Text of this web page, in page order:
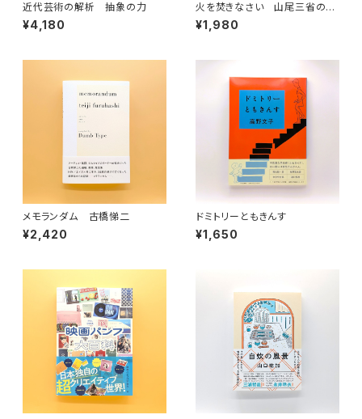
近代芸術の解析 抽象の力
¥4,180
火を焚きなさい 山尾三省の詩
のことば
¥1,980
メモランダム 古橋悌二
¥2,420
ドミトリーともきんす
¥1,650